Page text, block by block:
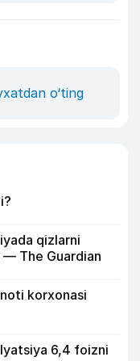
o‘ting
qizlarni
— The Guardian
korxonasi
6,4 foizni